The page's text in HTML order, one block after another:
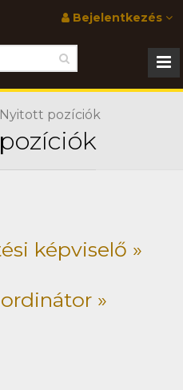
Bejelentkezés
Nyitott pozíciók
képviselő »
»